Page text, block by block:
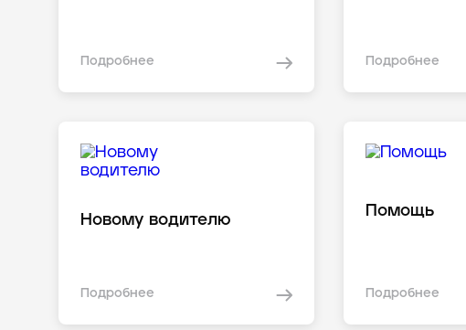
Подробнее Подробнее
Новому водителю
Подробнее
Помощь
Подробнее